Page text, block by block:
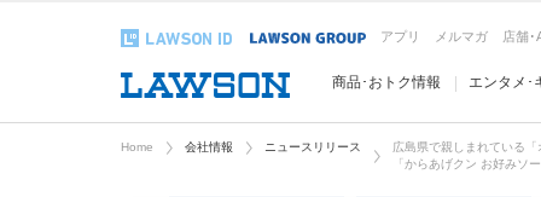
アプリ メルマガ 店舗･
商品･おトク情報 エンタメ･
Home 会社情報 ニュースリリース
広島県で親しまれている
「からあげクン お好みソ